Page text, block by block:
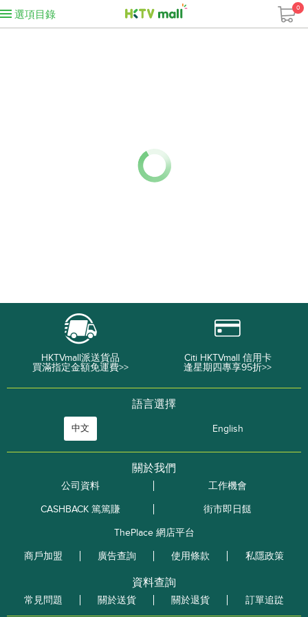
選項目錄
0
HKTVmall派送貨品
買滿指定金額免運費>>
Citi HKTVmall 信用卡
逢星期四專享95折>>
語言選擇
中文 English
關於我們
公司資料
工作機會
CASHBACK 篤篤賺
街市即日餸
ThePlace 網店平台
商戶加盟
廣告查詢 使用條款 私隱政策
資料查詢
常見問題 關於送貨 關於退貨 訂單追踨